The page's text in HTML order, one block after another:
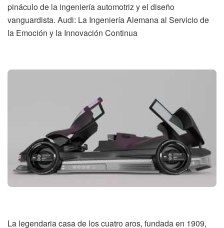
pináculo de la ingeniería automotriz y el diseño
vanguardista. Audi: La Ingeniería Alemana al Servicio de
la Emoción y la Innovación Continua
La legendaria casa de los cuatro aros, fundada en 1909,